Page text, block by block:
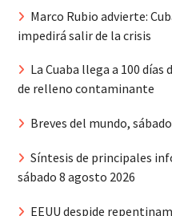
Marco Rubio advierte:
impedirá salir de la crisis
La Cuaba llega a 100
de relleno contaminante
Breves del mundo,
Síntesis de principales
sábado 8 agosto 2026
EEUU despide